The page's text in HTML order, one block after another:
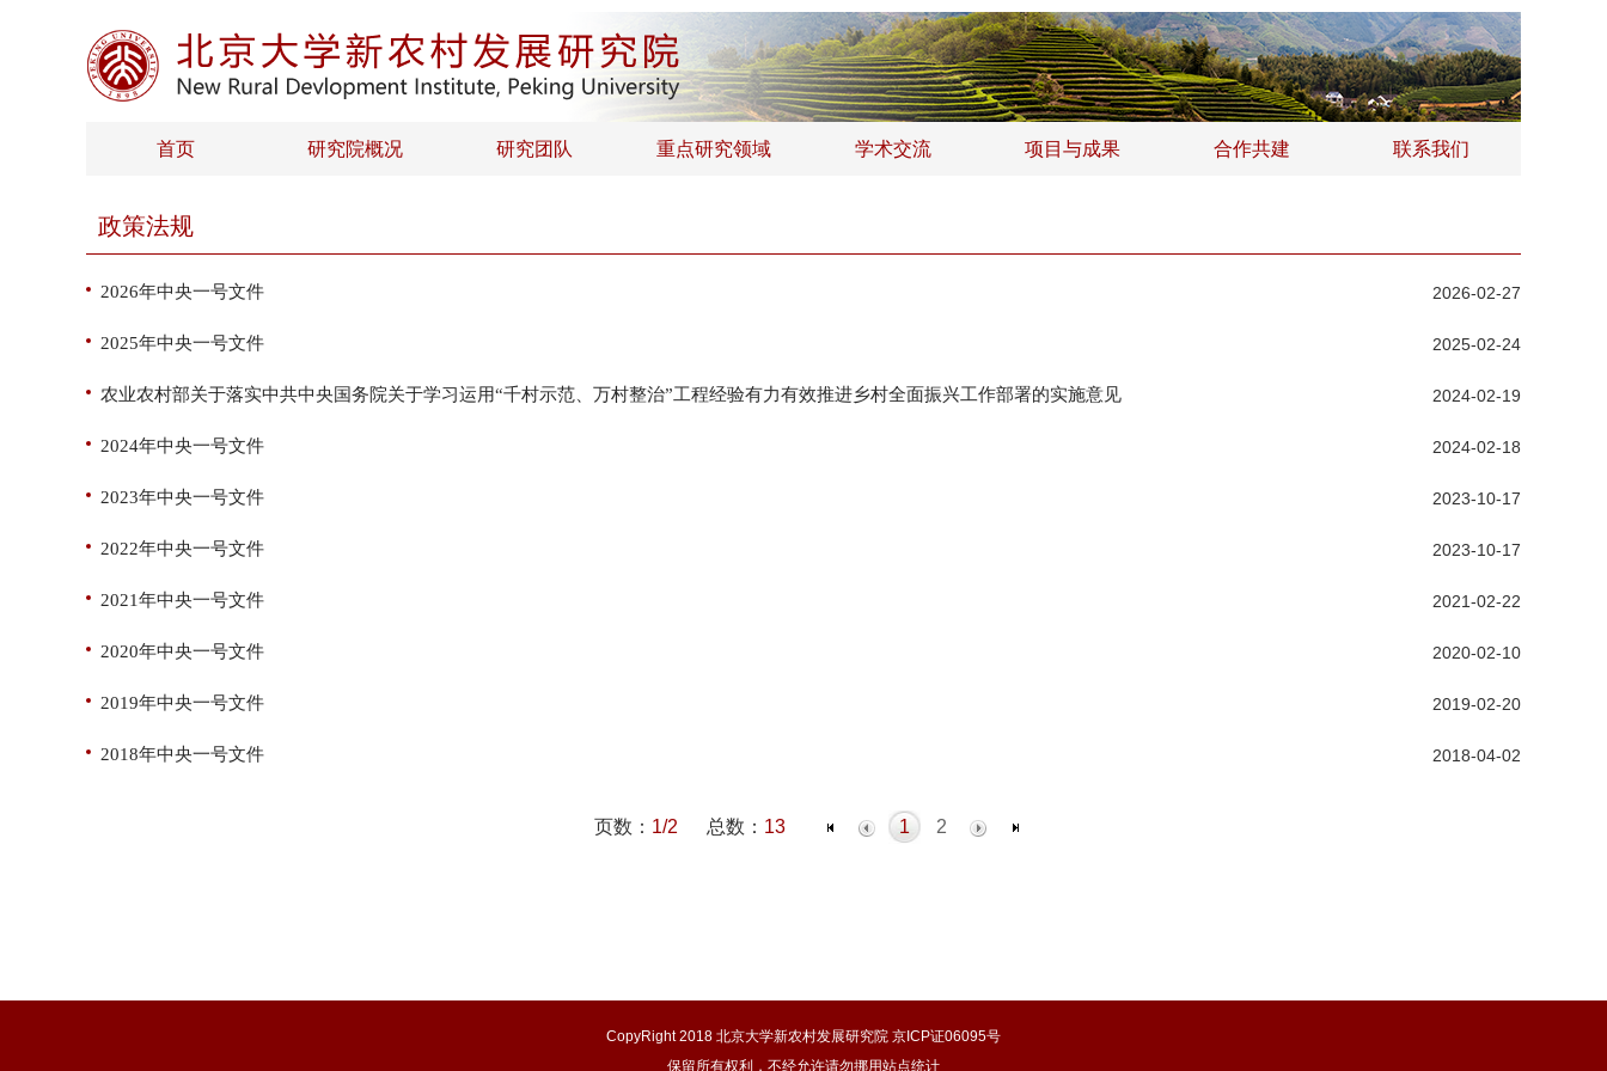
首页 研究院概况 研究团队 重点研究领域 学术交流 项目与成果 合作共建 联系我们
政策法规
2026年中央一号文件 2026-02-27
2025年中央一号文件 2025-02-24
农业农村部关于落实中共中央国务院关于学习运用“千村示范、万村整治”工程经验有力有效推进乡村全面振兴工作部署的实施意见 2024-02-19
2024年中央一号文件 2024-02-18
2023年中央一号文件 2023-10-17
2022年中央一号文件 2023-10-17
2021年中央一号文件 2021-02-22
2020年中央一号文件 2020-02-10
2019年中央一号文件 2019-02-20
2018年中央一号文件 2018-04-02
页数： 1/2 总数： 13 1 2
CopyRight 2018 北京大学新农村发展研究院 京ICP证06095号
保留所有权利，不经允许请勿挪用站点统计